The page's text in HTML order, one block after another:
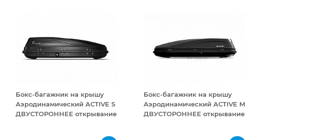
Бокс-багажник на крышу
Аэродинамический ACTIVE S
ДВУСТОРОННЕЕ открывание
Бокс-багажник на крышу
Аэродинамический ACTIVE М
ДВУСТОРОННЕЕ открывание